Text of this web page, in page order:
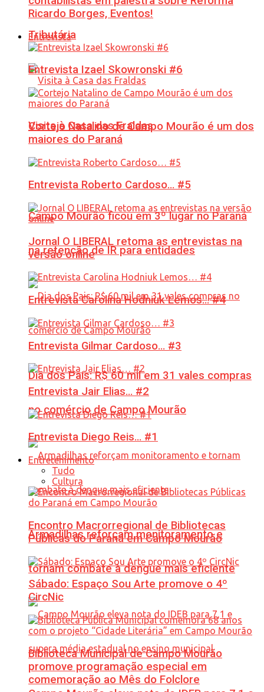
Tributária
Visita à Casa das Fraldas
Campo Mourão ficou em 3º lugar no Paraná
na retenção de IR para entidades
Dia dos Pais: R$ 60 mil em 31 vales compras
no comércio de Campo Mourão
Armadilhas reforçam monitoramento e
tornam combate à dengue mais eficiente
Ricardo Borges, Eventos!
Entrevista
Entrevista Izael Skowronski #6
Cortejo Natalino de Campo Mourão é um dos
maiores do Paraná
Entrevista Roberto Cardoso… #5
Jornal O LIBERAL retoma as entrevistas na
versão online
Entrevista Carolina Hodniuk Lemos… #4
Entrevista Gilmar Cardoso… #3
Entrevista Jair Elias… #2
Entrevista Diego Reis… #1
Entretenimento
Tudo
Cultura
Encontro Macrorregional de Bibliotecas
Públicas do Paraná em Campo Mourão
Sábado: Espaço Sou Arte promove o 4º
CircNic
Biblioteca Municipal de Campo Mourão
promove programação especial em
comemoração ao Mês do Folclore